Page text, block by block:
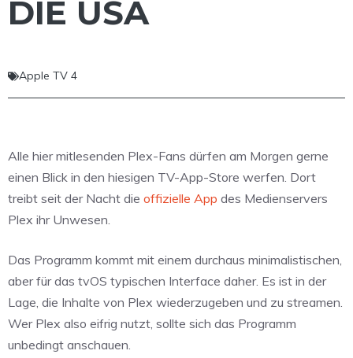
DIE USA
Apple TV 4
Alle hier mitlesenden Plex-Fans dürfen am Morgen gerne
einen Blick in den hiesigen TV-App-Store werfen. Dort
treibt seit der Nacht die offizielle App des Medienservers
Plex ihr Unwesen.
Das Programm kommt mit einem durchaus minimalistischen,
aber für das tvOS typischen Interface daher. Es ist in der
Lage, die Inhalte von Plex wiederzugeben und zu streamen.
Wer Plex also eifrig nutzt, sollte sich das Programm
unbedingt anschauen.